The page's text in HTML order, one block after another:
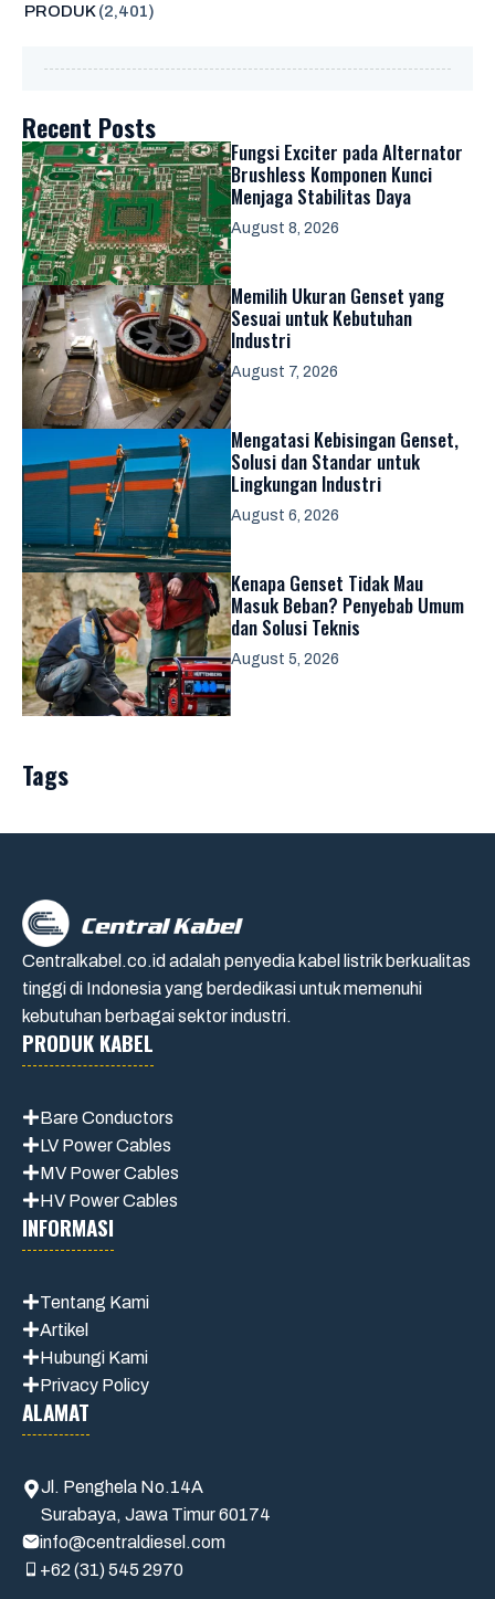
PRODUK(2,401)
Recent Posts
Fungsi Exciter pada Alternator
Brushless Komponen Kunci
Menjaga Stabilitas Daya
August 8, 2026
Memilih Ukuran Genset yang
Sesuai untuk Kebutuhan
Industri
August 7, 2026
Mengatasi Kebisingan Genset,
Solusi dan Standar untuk
Lingkungan Industri
August 6, 2026
Kenapa Genset Tidak Mau
Masuk Beban? Penyebab Umum
dan Solusi Teknis
August 5, 2026
Tags
Centralkabel.co.id adalah penyedia kabel listrik berkualitas
tinggi di Indonesia yang berdedikasi untuk memenuhi
kebutuhan berbagai sektor industri.
PRODUK KABEL
Bare Conductors
LV Power Cables
MV Power Cables
HV Power Cables
INFORMASI
Tentang Kami
Artikel
Hubungi Kami
Privacy Policy
ALAMAT
Jl. Penghela No.14A
Surabaya, Jawa Timur 60174
info@centraldiesel.com
+62 (31) 545 2970